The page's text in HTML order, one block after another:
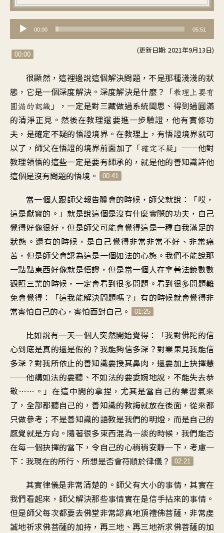
訊
播
00:00 05:51
(更新日期: 2021年9月13日)
00:00
很顯然，這裡邊說這個解決問題，不是那種淺淺的狀
態，它是一個深度解決。深度解決是什麼？「教理上要有
圓滿的認識」，一定是對三藏做過系統聞思、得到過圓滿
的清淨正見。然後在教理還要進一步驗證，他有實修功
夫，是確定不疑的悟證境界。在教理上，有悟證境界就可
以了，師父在悟證的境界前面加了「確定不疑」──他對
教理領悟的這些一定是要有師承的，就是他的善知識許他
這個是沒有問題的悟境。
00:41
當一個人跟師父報告體會的時候，師父就說：「哎，
這是獻寶的。」就是說這個是沒有什麼實際的功夫，自己
覺得好像很好，但是師父可能會覺得這是一種自我滿足的
狀態。還有的時候，是自己覺得非常非常不好、非常痛
苦，但是師父會認為這是一個如法的心態。我們不能說那
一點點東西好像就是悟證，但是當一個人在拿著法鏡數數
觀照三業的時候，一定會看到很多問題。看到很多問題難
免會覺得：「這我能解決問題嗎？」有的時候就會覺得非
常害怕自己的心，害怕面對自己。
01:25
比如說有一天一個人突然開始覺得：「我對佛陀的信
心到底是真的還是假的？我能夠信多深？對業果見我能信
多深？對我所依止的善知識要授其鼻肉，還要加上抉擇慧
──他講如法的要聽、不如法的要委婉地說，不能失去恭
敬……。」在這中間的拿捏，尤其是當自己的業習氣來
了，全部都聽自己的，善知識的教誨就放在後面，從來都
只做參考；不是善知識的語教是我們的明燈，而是自己的
感覺就是方向。隨著很多東西混為一談的時候，我們能否
在每一個抉擇的當下，令自己的心稍稍安靜一下，考慮一
下：我現在的所行、所想是否會符順於律儀？
02:21
其實律儀是非常清楚的。師父有大小的事情，其實在
我們看起來，師父解決那些事情實在是信手拈來的事情。
但是師父每次都要去佛堂非常認真地頂禮佛菩薩，非常虔
誠地祈求佛菩薩的加持，再三地、再三地祈求佛菩薩的加